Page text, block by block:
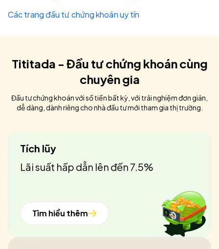
Các trang đầu tư chứng khoán uy tín
Tititada - Đầu tư chứng khoán cùng
chuyên gia
Đầu tư chứng khoán với số tiền bất kỳ, với trải nghiệm đơn giản,
dễ dàng, dành riêng cho nhà đầu tư mới tham gia thị trường.
Tích lũy
Lãi suất hấp dẫn lên đến 7.5%
Tìm hiểu thêm